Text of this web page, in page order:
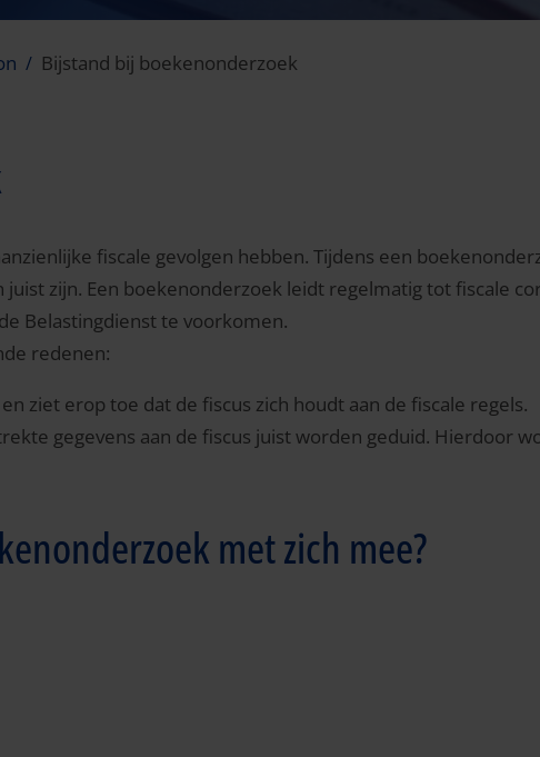
Bijstand bij boekenonderzoek
fiscale gevolgen hebben. Tijdens een
zijn. Een boekenonderzoek leidt regelmatig tot fiscale
Belastingdienst te voorkomen.
redenen:
ziet erop toe dat de fiscus zich houdt aan de fiscale regels.
gegevens aan de fiscus juist worden geduid. Hierdoor
met zich mee?